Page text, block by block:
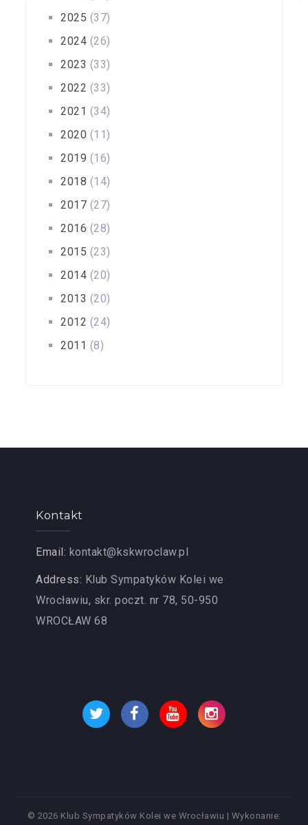
2025 (37)
2024 (26)
2023 (33)
2022 (33)
2021 (34)
2020 (11)
2019 (16)
2018 (14)
2017 (27)
2016 (28)
2015 (23)
2014 (20)
2013 (20)
2012 (24)
2011 (8)
Kontakt
Email: kontakt@kskwroclaw.pl
Address: Klub Sympatyków Kolei we
Wrocławiu, skr. poczt. nr 78, 50-950
WROCŁAW 68
© 2026 Klub Sympatyków Kolei we Wrocławiu | Wykonanie: